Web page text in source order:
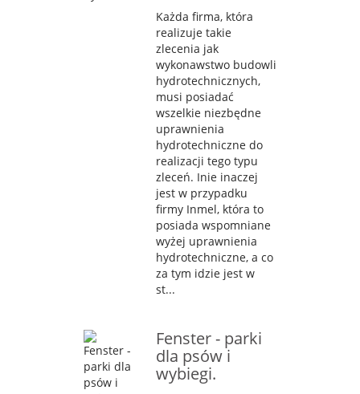
Każda firma, która
realizuje takie
zlecenia jak
wykonawstwo budowli
hydrotechnicznych,
musi posiadać
wszelkie niezbędne
uprawnienia
hydrotechniczne do
realizacji tego typu
zleceń. Inie inaczej
jest w przypadku
firmy Inmel, która to
posiada wspomniane
wyżej uprawnienia
hydrotechniczne, a co
za tym idzie jest w
st...
Fenster - parki
dla psów i
wybiegi.